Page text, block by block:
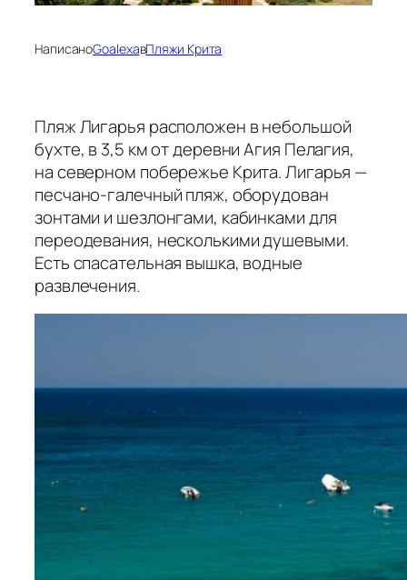
НаписаноGoalexaвПляжи Крита
Пляж Лигарья расположен в небольшой
бухте, в 3,5 км от деревни Агия Пелагия,
на северном побережье Крита. Лигарья —
песчано-галечный пляж, оборудован
зонтами и шезлонгами, кабинками для
переодевания, несколькими душевыми.
Есть спасательная вышка, водные
развлечения.